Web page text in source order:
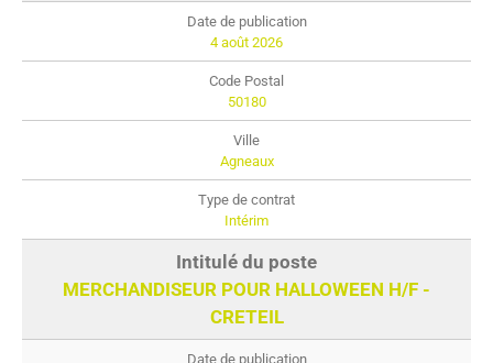
4 août 2026
50180
Agneaux
Intérim
MERCHANDISEUR POUR HALLOWEEN H/F -
CRETEIL